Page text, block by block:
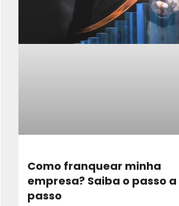
Como franquear minha
empresa? Saiba o passo a
passo